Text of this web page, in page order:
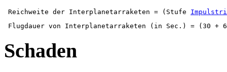
Reichweite der Interplanetarraketen = (Stufe
Schaden